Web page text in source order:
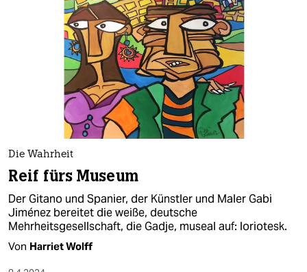
Die Wahrheit
Reif fürs Museum
Der Gitano und Spanier, der Künstler und Maler Gabi
Jiménez bereitet die weiße, deutsche
Mehrheitsgesellschaft, die Gadje, museal auf: loriotesk.
Von Harriet Wolff